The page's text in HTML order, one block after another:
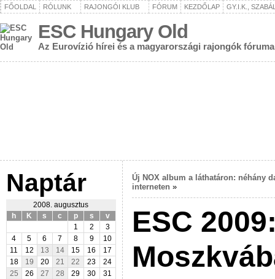
FŐOLDAL RÓLUNK RAJONGÓI KLUB FÓRUM KEZDŐLAP GY.I.K.,
ESC Hungary Old
Az Eurovízió hírei és a magyarországi rajongók fóruma
Naptár
2008. augusztus
h
K s c p s
v
1
2
3
4
5 6 7 8 9
10
11
12 13 14 15 16
17
18
19 20 21 22 23
24
25
26 27 28 29 30 31
Új NOX album a láthatáron: néhány
interneten »
ESC